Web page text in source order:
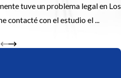
tuve un problema legal en Los
contacté con el estudio el ...